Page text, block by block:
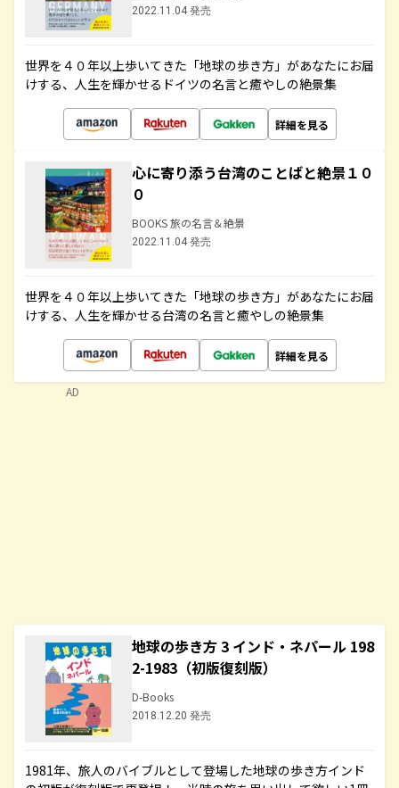
2022.11.04 発売
世界を４０年以上歩いてきた「地球の歩き方」があなたにお届
けする、人生を輝かせるドイツの名言と癒やしの絶景集
詳細を見る
心に寄り添う台湾のことばと絶景１０
０
BOOKS 旅の名言＆絶景
2022.11.04 発売
世界を４０年以上歩いてきた「地球の歩き方」があなたにお届
けする、人生を輝かせる台湾の名言と癒やしの絶景集
詳細を見る
地球の歩き方 3 インド・ネパール 198
2-1983（初版復刻版）
D-Books
2018.12.20 発売
1981年、旅人のバイブルとして登場した地球の歩き方インド
AD